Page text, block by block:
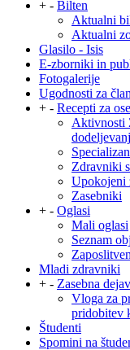
+ - Bilten
Aktualni
Aktualni
Glasilo - Isis
E-zborniki in
Fotogalerije
Ugodnosti za
+ - Recepti za
Aktivnosti
Zdravniki
Upokojeni
Zasebniki
+ - Oglasi
Mali oglasi
Seznam
Mladi zdravniki
+ - Zasebna
Vloga za
pridobitev
Študenti
Spomini na